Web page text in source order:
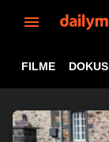
FILME DOKUS